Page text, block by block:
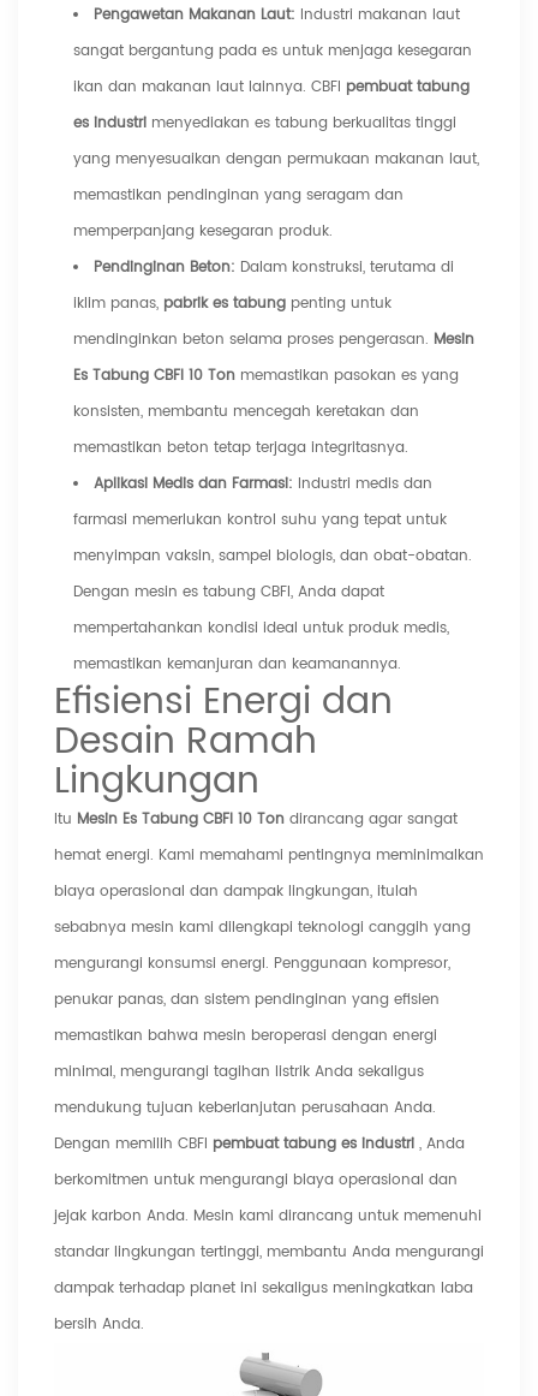
Pengawetan Makanan Laut: Industri makanan laut
sangat bergantung pada es untuk menjaga kesegaran
ikan dan makanan laut lainnya. CBFI pembuat tabung
es industri menyediakan es tabung berkualitas tinggi
yang menyesuaikan dengan permukaan makanan laut,
memastikan pendinginan yang seragam dan
memperpanjang kesegaran produk.
Pendinginan Beton: Dalam konstruksi, terutama di
iklim panas, pabrik es tabung penting untuk
mendinginkan beton selama proses pengerasan. Mesin
Es Tabung CBFI 10 Ton memastikan pasokan es yang
konsisten, membantu mencegah keretakan dan
memastikan beton tetap terjaga integritasnya.
Aplikasi Medis dan Farmasi: Industri medis dan
farmasi memerlukan kontrol suhu yang tepat untuk
menyimpan vaksin, sampel biologis, dan obat-obatan.
Dengan mesin es tabung CBFI, Anda dapat
mempertahankan kondisi ideal untuk produk medis,
memastikan kemanjuran dan keamanannya.
Efisiensi Energi dan
Desain Ramah
Lingkungan
Itu Mesin Es Tabung CBFI 10 Ton dirancang agar sangat
hemat energi. Kami memahami pentingnya meminimalkan
biaya operasional dan dampak lingkungan, itulah
sebabnya mesin kami dilengkapi teknologi canggih yang
mengurangi konsumsi energi. Penggunaan kompresor,
penukar panas, dan sistem pendinginan yang efisien
memastikan bahwa mesin beroperasi dengan energi
minimal, mengurangi tagihan listrik Anda sekaligus
mendukung tujuan keberlanjutan perusahaan Anda.
Dengan memilih CBFI pembuat tabung es industri , Anda
berkomitmen untuk mengurangi biaya operasional dan
jejak karbon Anda. Mesin kami dirancang untuk memenuhi
standar lingkungan tertinggi, membantu Anda mengurangi
dampak terhadap planet ini sekaligus meningkatkan laba
bersih Anda.